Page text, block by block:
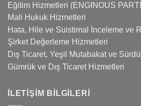
Eğitim Hizmetleri (ENGINOUS
Mali Hukuk Hizmetleri
Hata, Hile ve Suistimal İnceleme ve
Şirket Değerleme Hizmetleri
Dış Ticaret, Yeşil Mutabakat ve
Gümrük ve Dış Ticaret Hizmetleri
İLETIŞIM BILGILERI